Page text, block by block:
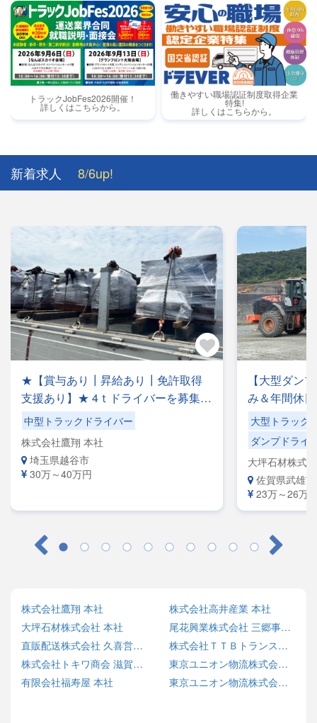
トラックJobFes2026開催！
詳しくはこちらから。
働きやすい職場認証制度取得企業
特集!
詳しくはこちらから。
新着求人 8/6up!
★【賞与あり┃昇給あり┃免許取得
支援あり】★ 4ｔドライバーを募集中
♪鋼材運搬等のフリー便のお仕事で
す！◎夜勤ナシ◎稼げる・プライベ
ートも充実可◎手積み手降ろしナシ
◎福利厚生が充実◎未経験者歓迎◎
中型トラックドライバー
株式会社鷹翔 本社
埼玉県越谷市
30万～40万円
【大型ダン
み＆年間休
充実！【手
シ】ショベ
【自社専属
きる環境です
大型トラック
ダンプドライ
大坪石材株式
佐賀県武雄市
23万～26万
株式会社鷹翔 本社
大坪石材株式会社 本社
直販配送株式会社 久喜営業所
株式会社トキワ商会 滋賀事業所
有限会社福寿屋 本社
株式会社高井産業 本社
尾花興業株式会社 三郷事業所
株式会社ＴＴＢトランス倉庫 神栖営業所
東京ユニオン物流株式会社 川口営業所
東京ユニオン物流株式会社 本社営業所